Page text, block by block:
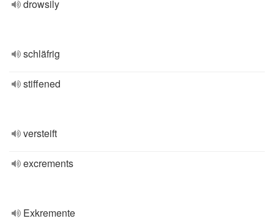
drowsily
schläfrig
stiffened
versteift
excrements
Exkremente